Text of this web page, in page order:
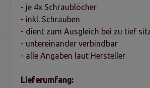
- je 4x Schraublöcher
- inkl. Schrauben
- dient zum Ausgleich bei zu tief
- untereinander verbindbar
- alle Angaben laut Hersteller
Lieferumfang: